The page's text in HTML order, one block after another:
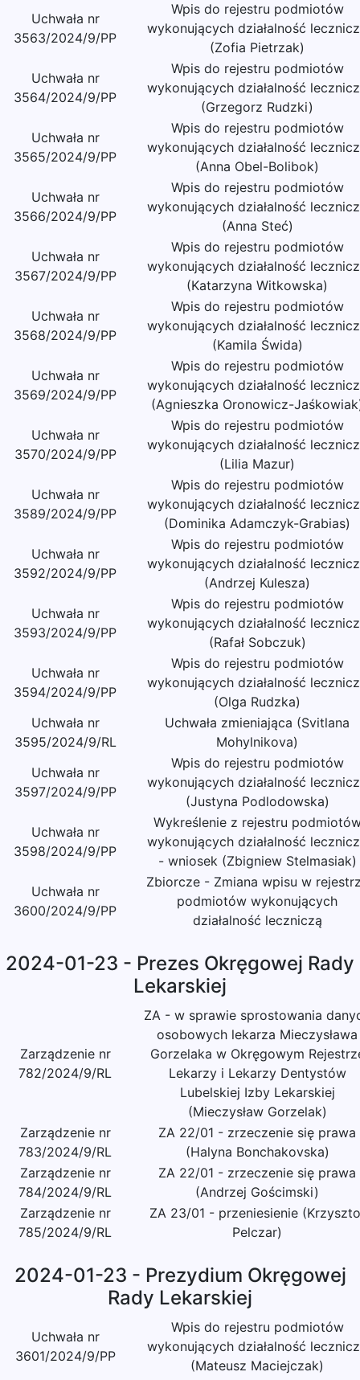
Uchwała nr
3563/2024/9/PP
Wpis do rejestru podmiotów
wykonujących działalność
(Zofia Pietrzak)
Uchwała nr
3564/2024/9/PP
Wpis do rejestru podmiotów
wykonujących działalność
(Grzegorz Rudzki)
Uchwała nr
3565/2024/9/PP
Wpis do rejestru podmiotów
wykonujących działalność
(Anna Obel-Bolibok)
Uchwała nr
3566/2024/9/PP
Wpis do rejestru podmiotów
wykonujących działalność
(Anna Steć)
Uchwała nr
3567/2024/9/PP
Wpis do rejestru podmiotów
wykonujących działalność
(Katarzyna Witkowska)
Uchwała nr
3568/2024/9/PP
Wpis do rejestru podmiotów
wykonujących działalność
(Kamila Świda)
Uchwała nr
3569/2024/9/PP
Wpis do rejestru podmiotów
wykonujących działalność
(Agnieszka Oronowicz-
Uchwała nr
3570/2024/9/PP
Wpis do rejestru podmiotów
wykonujących działalność
(Lilia Mazur)
Uchwała nr
3589/2024/9/PP
Wpis do rejestru podmiotów
wykonujących działalność
(Dominika Adamczyk-Grabias)
Uchwała nr
3592/2024/9/PP
Wpis do rejestru podmiotów
wykonujących działalność
(Andrzej Kulesza)
Uchwała nr
3593/2024/9/PP
Wpis do rejestru podmiotów
wykonujących działalność
(Rafał Sobczuk)
Uchwała nr
3594/2024/9/PP
Wpis do rejestru podmiotów
wykonujących działalność
(Olga Rudzka)
Uchwała nr
3595/2024/9/RL
Uchwała zmieniająca (Svitlana
Mohylnikova)
Uchwała nr
3597/2024/9/PP
Wpis do rejestru podmiotów
wykonujących działalność
(Justyna Podlodowska)
Uchwała nr
3598/2024/9/PP
Wykreślenie z rejestru
wykonujących działalność
- wniosek (Zbigniew Stelmasiak)
Uchwała nr
3600/2024/9/PP
Zbiorcze - Zmiana wpisu w
podmiotów wykonujących
działalność leczniczą
2024-01-23 - Prezes Okręgowej Rady
Lekarskiej
Zarządzenie nr
782/2024/9/RL
ZA - w sprawie sprostowania
osobowych lekarza Mieczysława
Gorzelaka w Okręgowym
Lekarzy i Lekarzy Dentystów
Lubelskiej Izby Lekarskiej
(Mieczysław Gorzelak)
Zarządzenie nr
783/2024/9/RL
ZA 22/01 - zrzeczenie się prawa
(Halyna Bonchakovska)
Zarządzenie nr
784/2024/9/RL
ZA 22/01 - zrzeczenie się prawa
(Andrzej Gościmski)
Zarządzenie nr
785/2024/9/RL
ZA 23/01 - przeniesienie
Pelczar)
2024-01-23 - Prezydium Okręgowej
Rady Lekarskiej
Uchwała nr
3601/2024/9/PP
Wpis do rejestru podmiotów
wykonujących działalność
(Mateusz Maciejczak)